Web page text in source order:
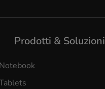
Prodotti & Soluzioni